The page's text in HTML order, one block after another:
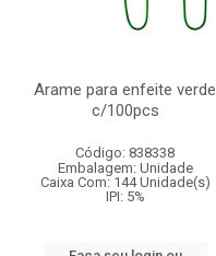
Arame para enfeite verde
c/100pcs
Código: 838338
Embalagem: Unidade
Caixa Com: 144 Unidade(s)
IPI: 5%